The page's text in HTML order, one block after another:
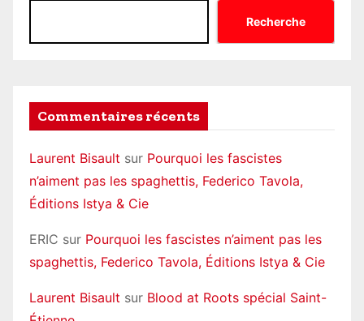
Recherche
Commentaires récents
Laurent Bisault sur Pourquoi les fascistes
n’aiment pas les spaghettis, Federico Tavola,
Éditions Istya & Cie
ERIC sur Pourquoi les fascistes n’aiment pas les
spaghettis, Federico Tavola, Éditions Istya & Cie
Laurent Bisault sur Blood at Roots spécial Saint-